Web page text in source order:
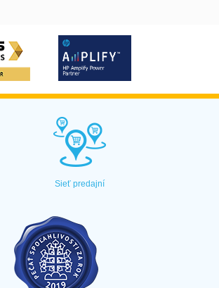
Sieť predajní